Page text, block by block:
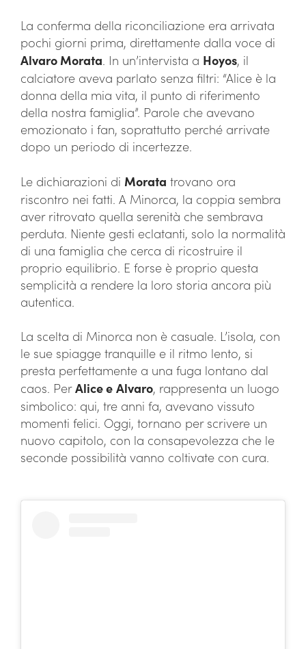
La conferma della riconciliazione era arrivata
pochi giorni prima, direttamente dalla voce di
Alvaro Morata. In un’intervista a Hoyos, il
calciatore aveva parlato senza filtri: “Alice è la
donna della mia vita, il punto di riferimento
della nostra famiglia”. Parole che avevano
emozionato i fan, soprattutto perché arrivate
dopo un periodo di incertezze.
Le dichiarazioni di Morata trovano ora
riscontro nei fatti. A Minorca, la coppia sembra
aver ritrovato quella serenità che sembrava
perduta. Niente gesti eclatanti, solo la normalità
di una famiglia che cerca di ricostruire il
proprio equilibrio. E forse è proprio questa
semplicità a rendere la loro storia ancora più
autentica.
La scelta di Minorca non è casuale. L’isola, con
le sue spiagge tranquille e il ritmo lento, si
presta perfettamente a una fuga lontano dal
caos. PerAlice e Alvaro, rappresenta un luogo
simbolico: qui, tre anni fa, avevano vissuto
momenti felici. Oggi, tornano per scrivere un
nuovo capitolo, con la consapevolezza che le
seconde possibilità vanno coltivate con cura.